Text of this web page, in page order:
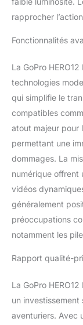
rapprocher
Fonctionnalités
La GoPro
technologies
qui simplifie le
compatibles
atout majeur pour
permettant une
dommages. La
numérique offrent
vidéos
généralement
préoccupations
notamment les
Rapport qualité-
La GoPro
un
aventuriers. Avec